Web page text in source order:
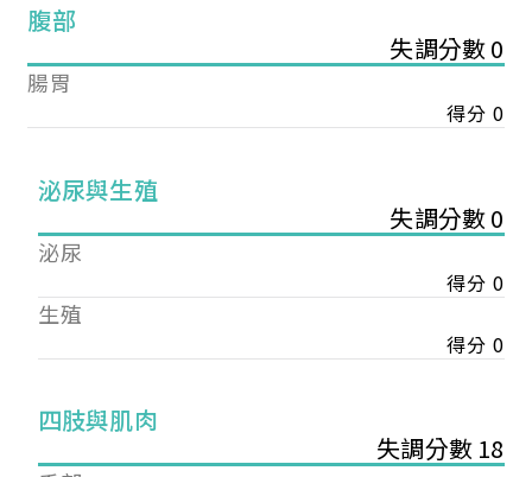
腹部
失調分數 0
腸胃
得分 0
泌尿與生殖
失調分數 0
泌尿
得分 0
生殖
得分 0
四肢與肌肉
失調分數 18
您已成功送出會員申請
您好，您的會員申請，已成功送出，經本協會理事